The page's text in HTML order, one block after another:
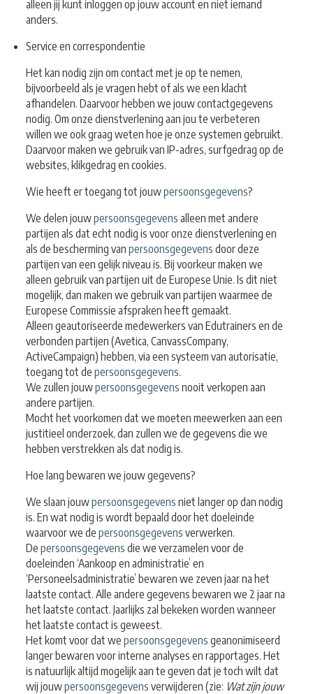
alleen jij kunt inloggen op jouw account en niet iemand
anders.
Service en correspondentie
Het kan nodig zijn om contact met je op te nemen,
bijvoorbeeld als je vragen hebt of als we een klacht
afhandelen. Daarvoor hebben we jouw contactgegevens
nodig. Om onze dienstverlening aan jou te verbeteren
willen we ook graag weten hoe je onze systemen gebruikt.
Daarvoor maken we gebruik van IP-adres, surfgedrag op de
websites, klikgedrag en cookies.
Wie heeft er toegang tot jouwpersoonsgegevens?
We delen jouwpersoonsgegevens alleen met andere
partijen als dat echt nodig is voor onze dienstverlening en
als de bescherming van persoonsgegevens door deze
partijen van een gelijk niveau is. Bij voorkeur maken we
alleen gebruik van partijen uit de Europese Unie. Is dit niet
mogelijk, dan maken we gebruik van partijen waarmee de
Europese Commissie afspraken heeft gemaakt.
Alleen geautoriseerde medewerkers van Edutrainers en de
verbonden partijen (Avetica, CanvassCompany,
ActiveCampaign) hebben, via een systeem van autorisatie,
toegang tot de persoonsgegevens.
We zullen jouwpersoonsgegevens nooit verkopen aan
andere partijen.
Mocht het voorkomen dat we moeten meewerken aan een
justitieel onderzoek, dan zullen we de gegevens die we
hebben verstrekken als dat nodig is.
Hoe lang bewaren we jouw gegevens?
We slaan jouwpersoonsgegevens niet langer op dan nodig
is. En wat nodig is wordt bepaald door het doeleinde
waarvoor we de persoonsgegevens verwerken.
De persoonsgegevens die we verzamelen voor de
doeleinden ‘Aankoop en administratie’ en
‘Personeelsadministratie’ bewaren we zeven jaar na het
laatste contact. Alle andere gegevens bewaren we 2 jaar na
het laatste contact. Jaarlijks zal bekeken worden wanneer
het laatste contact is geweest.
Het komt voor dat we persoonsgegevens geanonimiseerd
langer bewaren voor interne analyses en rapportages. Het
is natuurlijk altijd mogelijk aan te geven dat je toch wilt dat
wij jouwpersoonsgegevens verwijderen (zie: Wat zijn jouw